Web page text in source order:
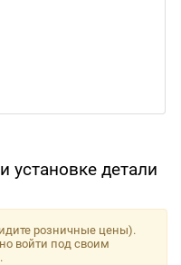
установке детали
розничные цены).
войти под своим